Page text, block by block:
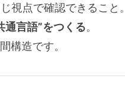
視点で確認できること。
通言語”をつくる。
構造です。